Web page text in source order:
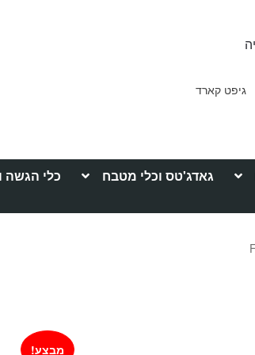
גיפט קארד
גאדג'טס וכלי מטבח כלי הגשה
מבצע!